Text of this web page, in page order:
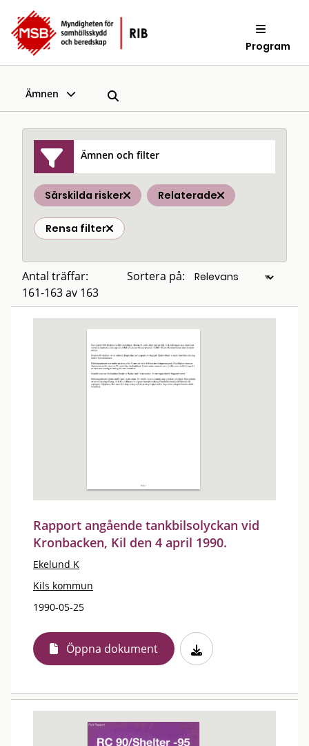
Program
Ämnen
Ämnen och filter
Särskilda risker Relaterade
Rensa filter
Antal träffar:
161-163 av 163
Sortera på:
Rapport angående tankbilsolyckan vid
Kronbacken, Kil den 4 april 1990.
Ekelund K
Kils kommun
1990-05-25
Öppna dokument